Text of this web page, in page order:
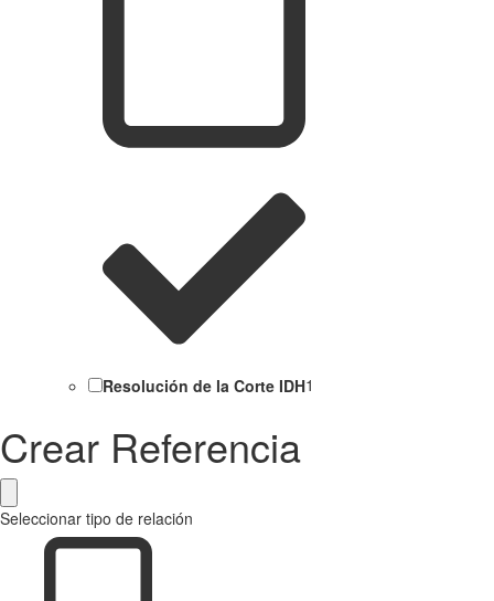
Resolución de la Corte IDH1
Crear Referencia
Seleccionar tipo de relación